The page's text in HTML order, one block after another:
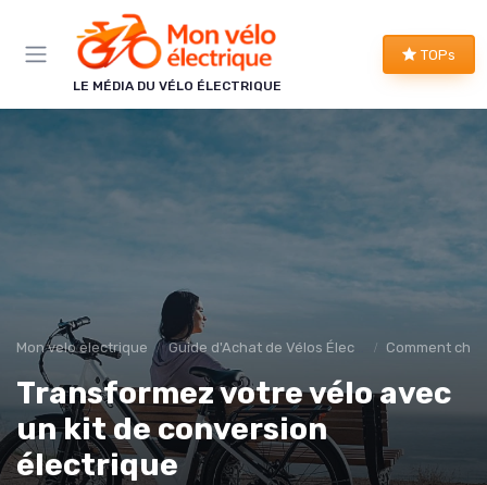
LE MÉDIA DU VÉLO ÉLECTRIQUE
TOPs
Mon velo electrique Guide d'Achat de Vélos Électriques Comment
Transformez votre vélo avec
un kit de conversion
électrique
Panneau de gestion des cookies